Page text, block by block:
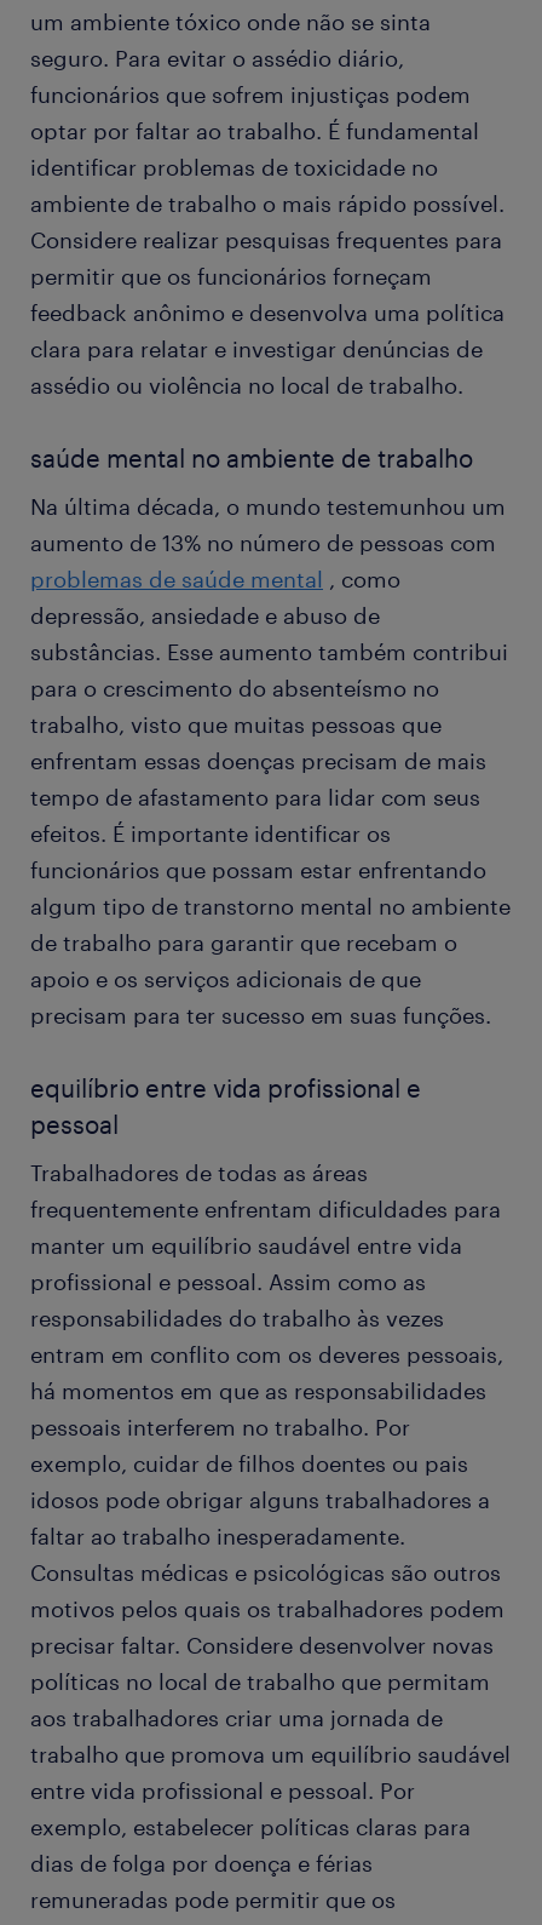
um ambiente tóxico onde não se sinta
seguro. Para evitar o assédio diário,
funcionários que sofrem injustiças podem
optar por faltar ao trabalho. É fundamental
identificar problemas de toxicidade no
ambiente de trabalho o mais rápido possível.
Considere realizar pesquisas frequentes para
permitir que os funcionários forneçam
feedback anônimo e desenvolva uma política
clara para relatar e investigar denúncias de
assédio ou violência no local de trabalho.
saúde mental no ambiente de trabalho
Na última década, o mundo testemunhou um
aumento de 13% no número de pessoas com
problemas de saúde mental , como
depressão, ansiedade e abuso de
substâncias. Esse aumento também contribui
para o crescimento do absenteísmo no
trabalho, visto que muitas pessoas que
enfrentam essas doenças precisam de mais
tempo de afastamento para lidar com seus
efeitos. É importante identificar os
funcionários que possam estar enfrentando
algum tipo de transtorno mental no ambiente
de trabalho para garantir que recebam o
apoio e os serviços adicionais de que
precisam para ter sucesso em suas funções.
equilíbrio entre vida profissional e
pessoal
Trabalhadores de todas as áreas
frequentemente enfrentam dificuldades para
manter um equilíbrio saudável entre vida
profissional e pessoal. Assim como as
responsabilidades do trabalho às vezes
entram em conflito com os deveres pessoais,
há momentos em que as responsabilidades
pessoais interferem no trabalho. Por
exemplo, cuidar de filhos doentes ou pais
idosos pode obrigar alguns trabalhadores a
faltar ao trabalho inesperadamente.
Consultas médicas e psicológicas são outros
motivos pelos quais os trabalhadores podem
precisar faltar. Considere desenvolver novas
políticas no local de trabalho que permitam
aos trabalhadores criar uma jornada de
trabalho que promova um equilíbrio saudável
entre vida profissional e pessoal. Por
exemplo, estabelecer políticas claras para
dias de folga por doença e férias
remuneradas pode permitir que os